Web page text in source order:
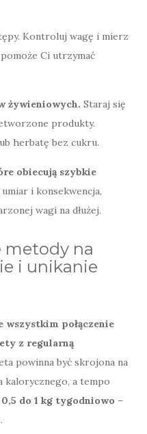
Kontroluj wagę i mierz
Ci utrzymać
żywieniowych. Staraj się
produkty.
herbatę bez cukru.
obiecują szybkie
i konsekwencja,
wagi na dłużej.
metody na
i unikanie
wszystkim połączenie
z regularną
powinna być skrojona na
kalorycznego, a tempo
0,5 do 1 kg tygodniowo –